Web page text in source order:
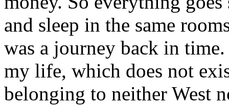
and sleep in the same
was a journey back in
my life, which does not
belonging to neither West